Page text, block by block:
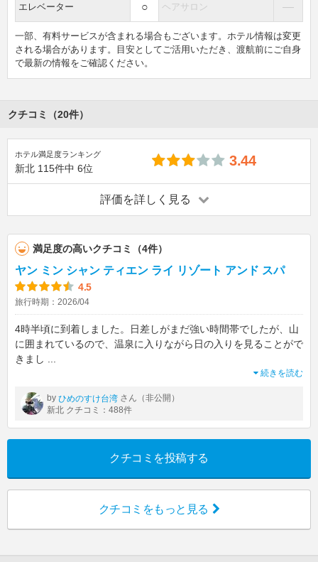
エレベーター ○ ヘアサロン ―
一部、有料サービスが含まれる場合もございます。ホテル情報は変更
される場合があります。目安としてご活用いただき、渡航前にご自身
で最新の情報をご確認ください。
クチコミ（20件）
ホテル満足度ランキング
新北 115件中 6位 3.44
評価を詳しく見る
満足度の高いクチコミ（4件）
ヤン ミン シャン ティエン ライ リゾート アンド スパ
4.5
旅行時期：2026/04
4時半頃に到着しました。日差しがまだ強い時間帯でしたが、山
に囲まれているので、温泉に入りながら日の入りを見ることがで
きまし ...
続きを読む
by ひめのすけ台湾 さん（非公開）
新北 クチコミ：488件
クチコミを投稿する
クチコミをもっと見る